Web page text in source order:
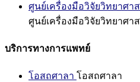
ศูนย์เครื่องมือวิจัยวิทยาศา
ศูนย์เครื่องมือวิจัยวิทยาศา
บริการทางการแพทย์
โอสถศาลา โอสถศาลา